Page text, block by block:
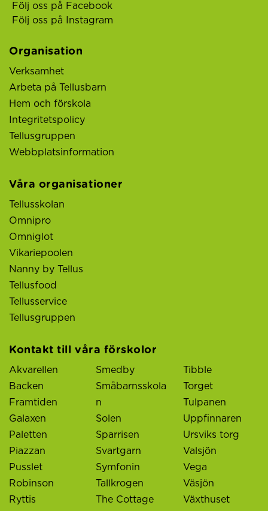
Följ oss på Facebook
Följ oss på Instagram
Organisation
Verksamhet
Arbeta på Tellusbarn
Hem och förskola
Integritetspolicy
Tellusgruppen
Webbplatsinformation
Våra organisationer
Tellusskolan
Omnipro
Omniglot
Vikariepoolen
Nanny by Tellus
Tellusfood
Tellusservice
Tellusgruppen
Kontakt till våra förskolor
Akvarellen
Backen
Framtiden
Galaxen
Paletten
Piazzan
Pusslet
Robinson
Ryttis
Smedby
Småbarnsskola
n
Solen
Sparrisen
Svartgarn
Symfonin
Tallkrogen
The Cottage
Tibble
Torget
Tulpanen
Uppfinnaren
Ursviks torg
Valsjön
Vega
Väsjön
Växthuset